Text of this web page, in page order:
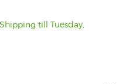
till Tuesday,